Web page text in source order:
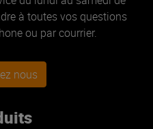
à toutes vos questions
ou par courrier.
nous